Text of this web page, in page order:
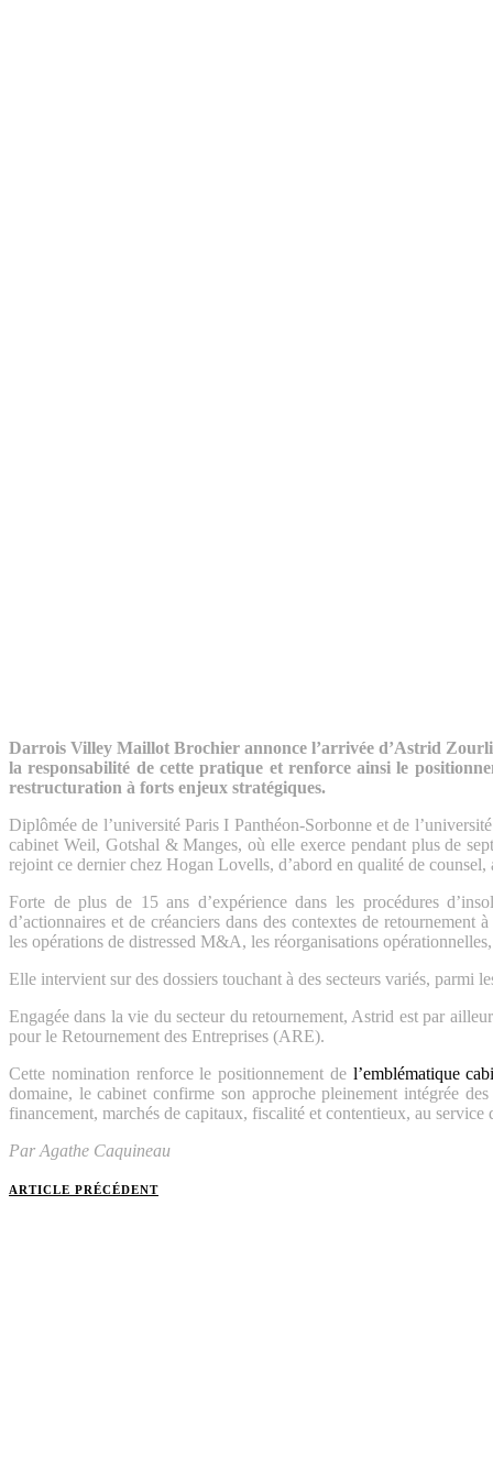
Darrois Villey Maillot Brochier annonce l’arrivée d’Astrid
la responsabilité de cette pratique et renforce ainsi le
restructuration à forts enjeux stratégiques.
Diplômée de l’université Paris I Panthéon-Sorbonne et de
cabinet Weil, Gotshal & Manges, où elle exerce pendant plus de
rejoint ce dernier chez Hogan Lovells, d’abord en qualité de counsel,
Forte de plus de 15 ans d’expérience dans les procédures
d’actionnaires et de créanciers dans des contextes de
les opérations de distressed M&A, les réorganisations
Elle intervient sur des dossiers touchant à des secteurs variés,
Engagée dans la vie du secteur du retournement, Astrid est par
pour le Retournement des Entreprises (ARE).
Cette nomination renforce le positionnement del’emblématique
domaine, le cabinet confirme son approche pleinement intégrée
financement, marchés de capitaux, fiscalité et contentieux, au service
Par Agathe Caquineau
ARTICLE PRÉCÉDENT